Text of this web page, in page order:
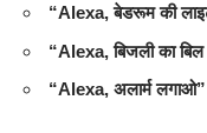
“Alexa, बेडरूम की
“Alexa, बिजली का बिल
“Alexa, अलार्म लगाओ”